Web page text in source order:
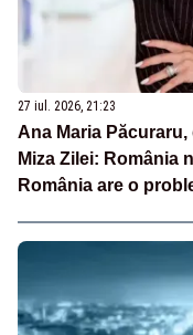
27 iul. 2026, 21:23
Ana Maria
Miza Zilei: România
România are o